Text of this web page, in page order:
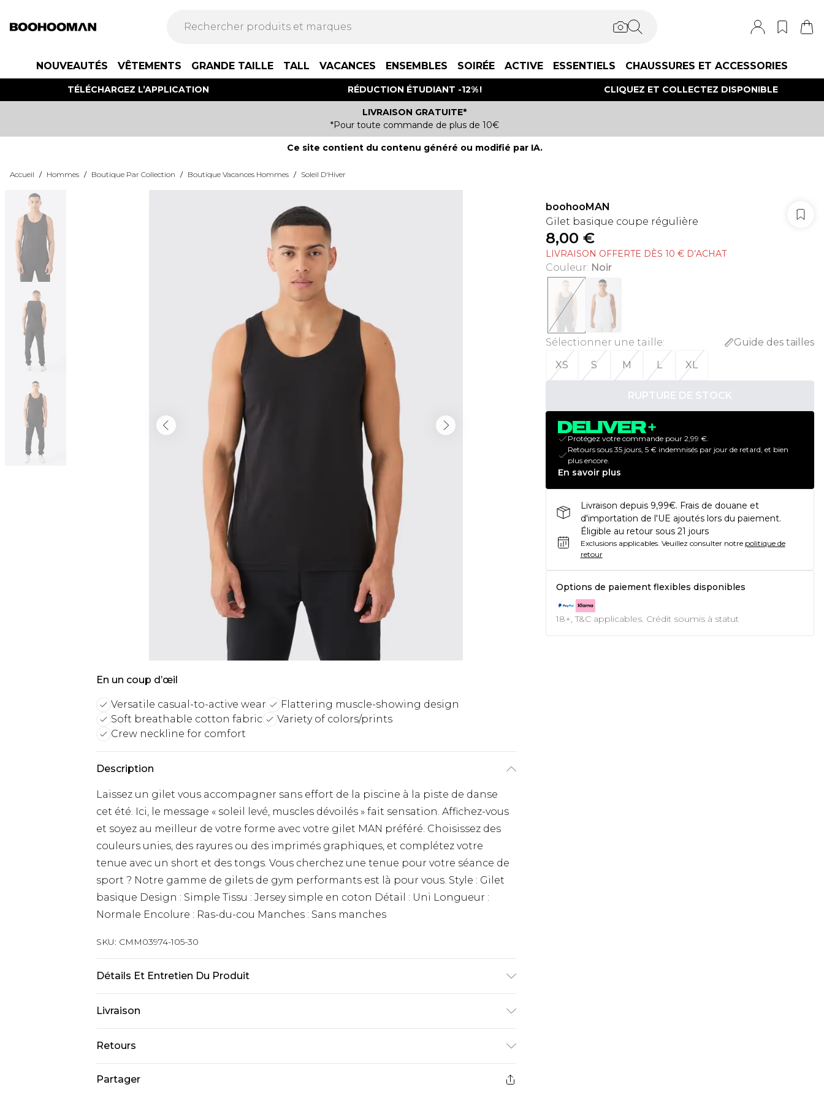
NOUVEAUTÉS VÊTEMENTS GRANDE TAILLE TALL VACANCES ENSEMBLES SOIRÉE ACTIVE ESSENTIELS CHAUSSURES ET ACCESSORIES
TÉLÉCHARGEZ L’APPLICATION RÉDUCTION ÉTUDIANT -12% ! CLIQUEZ ET COLLECTEZ DISPONIBLE
LIVRAISON GRATUITE*
*Pour toute commande de plus de 10€
Ce site contient du contenu généré ou modifié par IA.
Accueil / Hommes / Boutique Par Collection / Boutique Vacances Hommes / Soleil D'Hiver
En un coup d’œil
Versatile casual-to-active wear
Flattering muscle-showing design
Soft breathable cotton fabric
Variety of colors/prints
Crew neckline for comfort
Description
Laissez un gilet vous accompagner sans effort de la piscine à la piste de danse
cet été. Ici, le message « soleil levé, muscles dévoilés » fait sensation. Affichez-vous
et soyez au meilleur de votre forme avec votre gilet MAN préféré. Choisissez des
couleurs unies, des rayures ou des imprimés graphiques, et complétez votre
tenue avec un short et des tongs. Vous cherchez une tenue pour votre séance de
sport ? Notre gamme de gilets de gym performants est là pour vous. Style : Gilet
basique Design : Simple Tissu : Jersey simple en coton Détail : Uni Longueur :
Normale Encolure : Ras-du-cou Manches : Sans manches
SKU: CMM03974-105-30
Détails Et Entretien Du Produit
Livraison
Livraison standard France
€9.99
Livraison expresse France
€18.99
Retours
nous retourner un article.
Partager
boohooMAN
Gilet basique coupe régulière
8,00 €
LIVRAISON OFFERTE DÈS 10 € D’ACHAT
Couleur: Noir
Sélectionner une taille:
Guide des tailles
XS
S M L XL
RUPTURE DE STOCK
Protégez votre commande pour 2,99 €.
Retours sous 35 jours, 5 € indemnisés par jour de retard, et bien
plus encore.
En savoir plus
Livraison depuis 9,99€. Frais de douane et
d'importation de l'UE ajoutés lors du paiement.
Éligible au retour sous 21 jours
Exclusions applicables. Veuillez consulter notre politique de
retour
Options de paiement flexibles disponibles
18+, T&C applicables. Crédit soumis à statut